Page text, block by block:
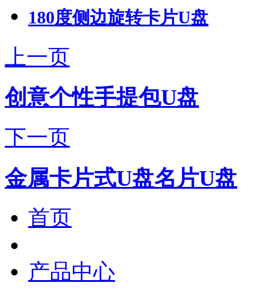
180度侧边旋转卡片U盘
上一页
创意个性手提包U盘
下一页
金属卡片式U盘名片U盘
首页
产品中心